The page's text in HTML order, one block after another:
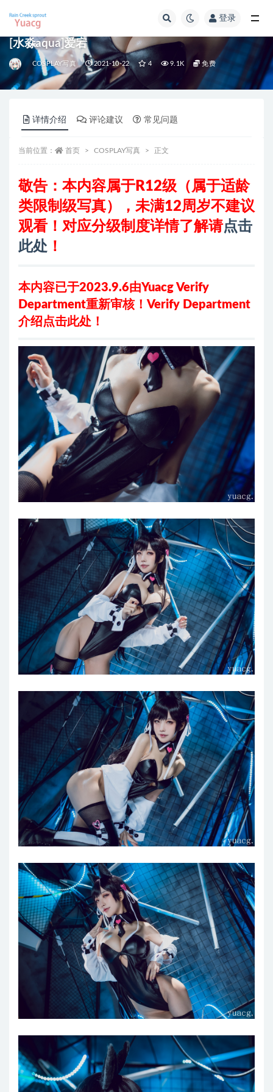
登录
[水淼aqua]爱宕
COSPLAY写真 2021-10-22 4 9.1K 免费
详情介绍 评论建议 常见问题
当前位置： 首页 COSPLAY写真 正文
敬告：本内容属于R12级（属于适龄
类限制级写真）
， 未满12周岁不建议
观看 ！对应分级制度详情了解请点击
此处 ！
本内容已于2023.9.6由Yuacg Verify
Department重新审核！ Verify Department
介绍点击此处 ！